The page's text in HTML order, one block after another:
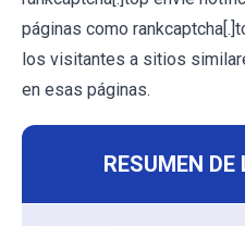
páginas como
los visitantes a sitios
en esas páginas.
RESUMEN